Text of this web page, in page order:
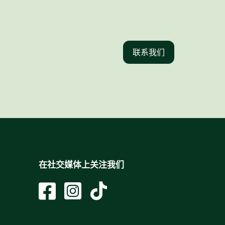
联系我们
在社交媒体上关注我们